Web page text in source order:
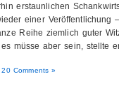
erstaunlichen
einer Veröffentlichung
Reihe ziemlich guter
müsse aber sein, stellte
20 Comments »